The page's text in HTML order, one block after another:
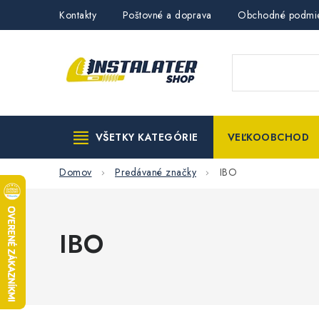
Kontakty Poštovné a doprava Obchodné
VŠETKY KATEGÓRIE VEĽKOOBCHOD
Domov Predávané značky IBO
IBO